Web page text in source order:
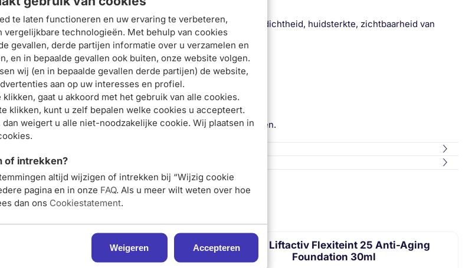
te laten functioneren en uw ervaring te verbeteren,
vergelijkbare technologieën. Met behulp van cookies
gevallen, derde partijen informatie over u verzamelen en
en in bepaalde gevallen ook buiten, onze website volgen.
wij (en in bepaalde gevallen derde partijen) de website,
aan op uw interesses en profiel.
gaat u akkoord met het gebruik van alle cookies.
klikken, kunt u zelf bepalen welke cookies u accepteert.
dan weigert u alle niet-noodzakelijke cookie. Wij plaatsen in
of intrekken?
altijd wijzigen of intrekken bij “Wijzig cookie
pagina en in onze FAQ. Als u meer wilt weten over hoe
dan ons Cookiestatement.
Weigeren Accepteren
ontvang onze nieuwsbrief
je aan voor onze
5% korting op je
bestelling
je nu aan
volheid, huidverslapping, gladheid, huidtextuur, toniciteit, dichtheid, huidsterkte, zichtbaarheid van
huid en alle fototypes
het Liftactiv Specialist B3 Serum . Vermijd de oogcontouren.
16 Dagcrème 50ml
Liftactiv Pigment Specialist B3
Oogverzorging SPF50+ 15ml
Vichy Liftactiv Flexiteint 25 Anti-Aging
Foundation 30ml